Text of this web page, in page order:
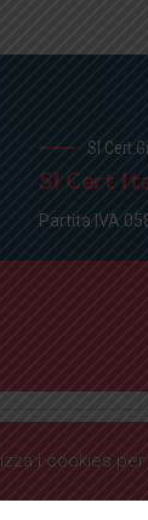
SI Cert
SI Cert
Partita IVA
i cookies